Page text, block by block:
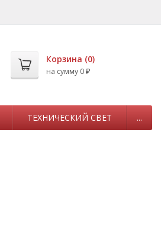
Корзина (0)
на сумму 0 ₽
ТЕХНИЧЕСКИЙ СВЕТ ...